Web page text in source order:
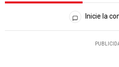
Todos los comentarios
Inicie la